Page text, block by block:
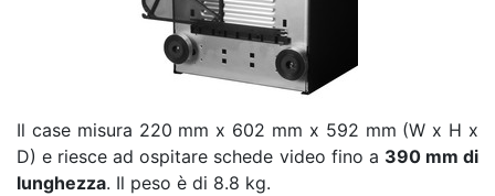
Il case misura 220 mm x 602 mm x 592 mm (W x H x
D) e riesce ad ospitare schede video fino a 390 mm di
lunghezza. Il peso è di 8.8 kg.